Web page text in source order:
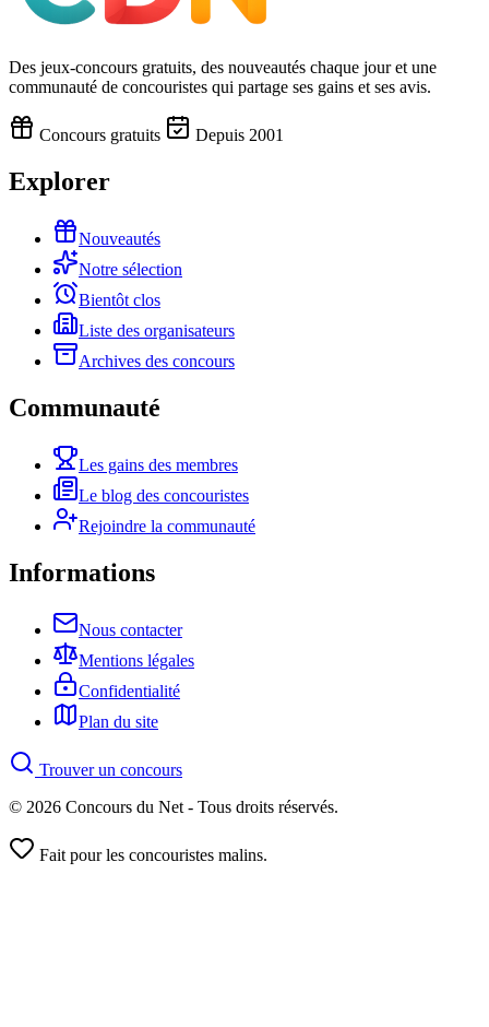
Des jeux-concours gratuits, des nouveautés chaque jour et une
communauté de concouristes qui partage ses gains et ses avis.
Concours gratuits Depuis 2001
Explorer
Nouveautés
Notre sélection
Bientôt clos
Liste des organisateurs
Archives des concours
Communauté
Les gains des membres
Le blog des concouristes
Rejoindre la communauté
Informations
Nous contacter
Mentions légales
Confidentialité
Plan du site
Trouver un concours
© 2026 Concours du Net - Tous droits réservés.
Fait pour les concouristes malins.